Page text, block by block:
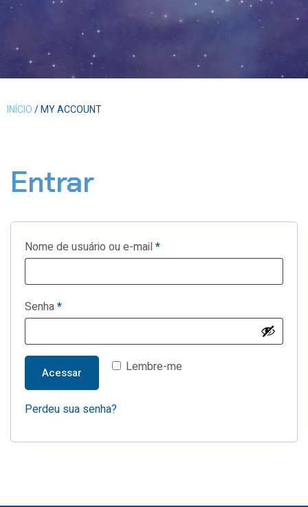
INÍCIO/ MY ACCOUNT
Entrar
Nome de usuário ou e-mail*
Senha*
Lembre-me
Acessar
Perdeu sua senha?